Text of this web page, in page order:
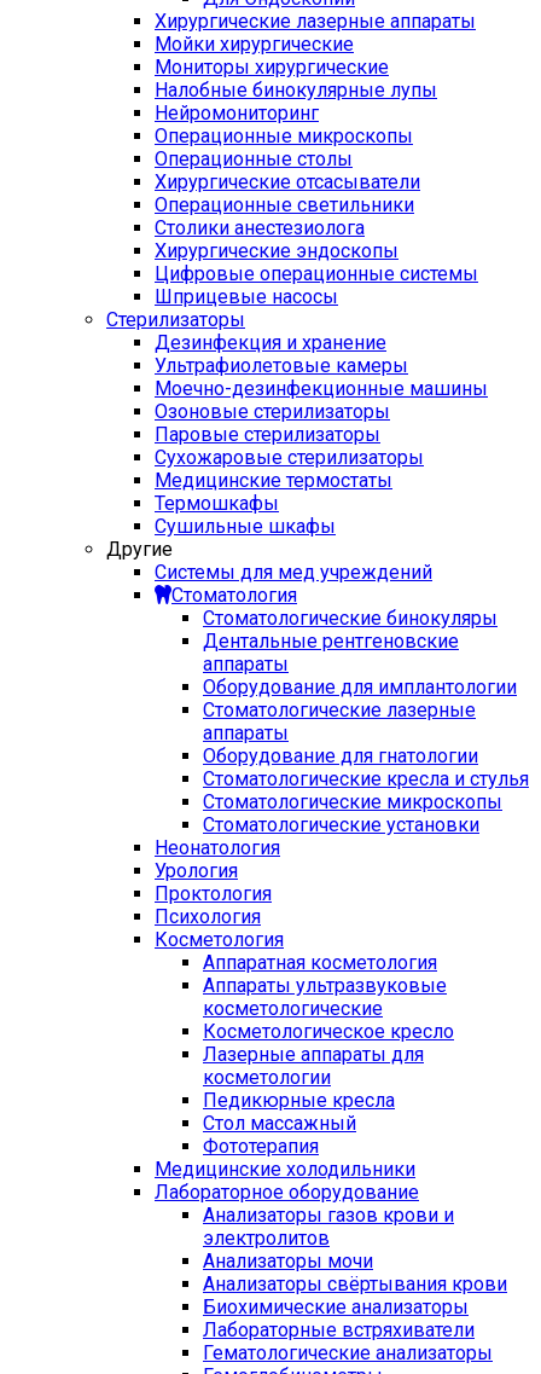
Хирургические лазерные аппараты
Мойки хирургические
Мониторы хирургические
Налобные бинокулярные лупы
Нейромониторинг
Операционные микроскопы
Операционные столы
Хирургические отсасыватели
Операционные светильники
Столики анестезиолога
Хирургические эндоскопы
Цифровые операционные системы
Шприцевые насосы
Стерилизаторы
Дезинфекция и хранение
Ультрафиолетовые камеры
Моечно-дезинфекционные машины
Озоновые стерилизаторы
Паровые стерилизаторы
Сухожаровые стерилизаторы
Медицинские термостаты
Термошкафы
Сушильные шкафы
Другие
Системы для мед учреждений
Стоматология
Стоматологические бинокуляры
Дентальные рентгеновские
аппараты
Оборудование для имплантологии
Стоматологические лазерные
аппараты
Оборудование для гнатологии
Стоматологические кресла и стулья
Стоматологические микроскопы
Стоматологические установки
Неонатология
Урология
Проктология
Психология
Косметология
Аппаратная косметология
Аппараты ультразвуковые
косметологические
Косметологическое кресло
Лазерные аппараты для
косметологии
Педикюрные кресла
Стол массажный
Фототерапия
Медицинские холодильники
Лабораторное оборудование
Анализаторы газов крови и
электролитов
Анализаторы мочи
Анализаторы свёртывания крови
Биохимические анализаторы
Лабораторные встряхиватели
Гематологические анализаторы